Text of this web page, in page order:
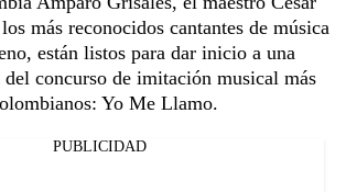
más reconocidos cantantes de música
están listos para dar inicio a una
del concurso de imitación musical más
Yo Me Llamo.
PUBLICIDAD